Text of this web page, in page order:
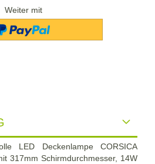
Weiter mit
LED Deckenlampe CORSICA
317mm Schirmdurchmesser, 14W